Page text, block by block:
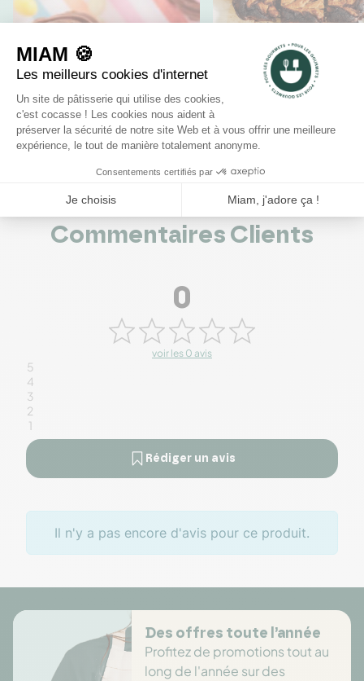
RECETTES
Cupcakes de
Pâques
RECETTES
Brownie au
chocolat et au
beurre de
cacahuètes
Commentaires Clients
0
voir les 0 avis
5
4
3
2
1
Rédiger un avis
Il n'y a pas encore d'avis pour ce produit.
Des offres toute l’année
Profitez de promotions tout au
long de l'année sur des